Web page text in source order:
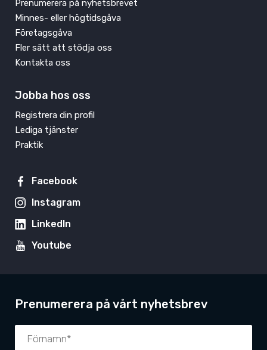
Prenumerera på nyhetsbrevet
Minnes- eller högtidsgåva
Företagsgåva
Fler sätt att stödja oss
Kontakta oss
Jobba hos oss
Registrera din profil
Lediga tjänster
Praktik
Facebook
Instagram
LinkedIn
Youtube
Prenumerera på vårt nyhetsbrev